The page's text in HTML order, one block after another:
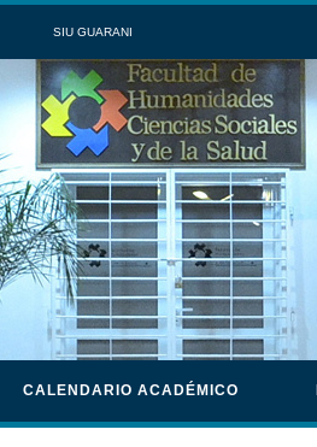
SIU GUARANI
CALENDARIO ACADÉMICO